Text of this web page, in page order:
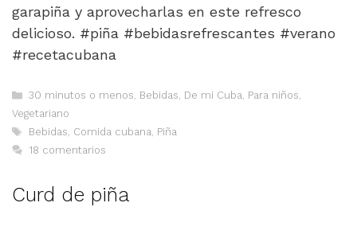
garapiña y aprovecharlas en este refresco
delicioso. #piña #bebidasrefrescantes #verano
#recetacubana
Categorías
30 minutos o menos, Bebidas, De mi Cuba, Para niños,
Vegetariano
Etiquetas
Bebidas, Comida cubana, Piña
18 comentarios
Curd de piña